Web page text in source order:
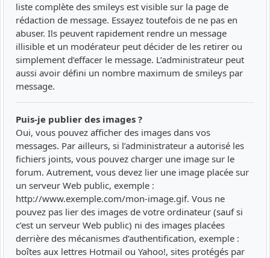
liste complète des smileys est visible sur la page de
rédaction de message. Essayez toutefois de ne pas en
abuser. Ils peuvent rapidement rendre un message
illisible et un modérateur peut décider de les retirer ou
simplement d’effacer le message. L’administrateur peut
aussi avoir défini un nombre maximum de smileys par
message.
Puis-je publier des images ?
Oui, vous pouvez afficher des images dans vos
messages. Par ailleurs, si l’administrateur a autorisé les
fichiers joints, vous pouvez charger une image sur le
forum. Autrement, vous devez lier une image placée sur
un serveur Web public, exemple :
http://www.exemple.com/mon-image.gif. Vous ne
pouvez pas lier des images de votre ordinateur (sauf si
c’est un serveur Web public) ni des images placées
derrière des mécanismes d’authentification, exemple :
boîtes aux lettres Hotmail ou Yahoo!, sites protégés par